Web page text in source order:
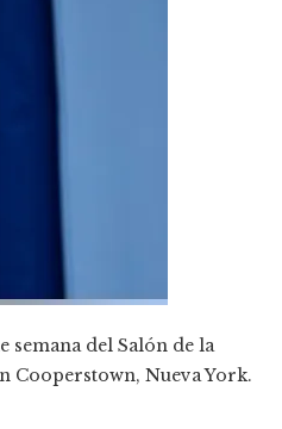
semana del Salón de la
Cooperstown, Nueva York.